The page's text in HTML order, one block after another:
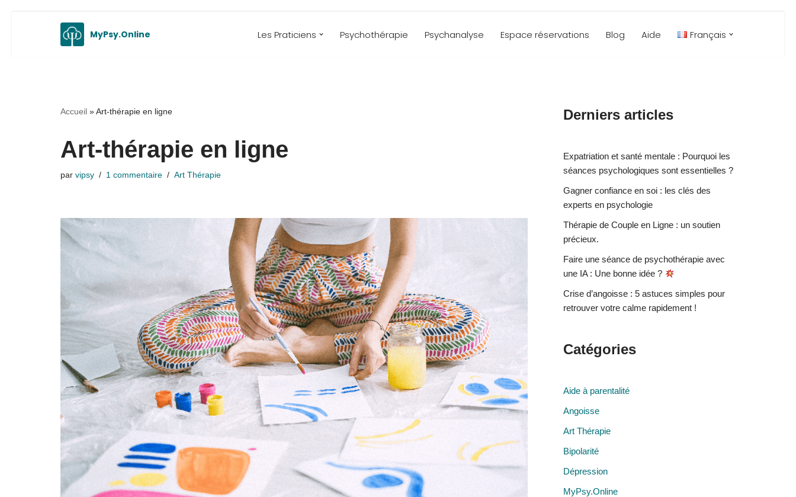
MyPsy.Online Les Praticiens Psychothérapie Psychanalyse Espace réservations Blog Aide Français
Accueil »Art-thérapie en ligne
Art-thérapie en ligne
par vipsy 1 commentaire Art Thérapie
Derniers articles
Expatriation et santé mentale : Pourquoi les
séances psychologiques sont essentielles ?
Gagner confiance en soi : les clés des
experts en psychologie
Thérapie de Couple en Ligne : un soutien
précieux.
Faire une séance de psychothérapie avec
une IA : Une bonne idée ?
Crise d’angoisse : 5 astuces simples pour
retrouver votre calme rapidement !
Catégories
Aide à parentalité
Angoisse
Art Thérapie
Bipolarité
Dépression
MyPsy.Online